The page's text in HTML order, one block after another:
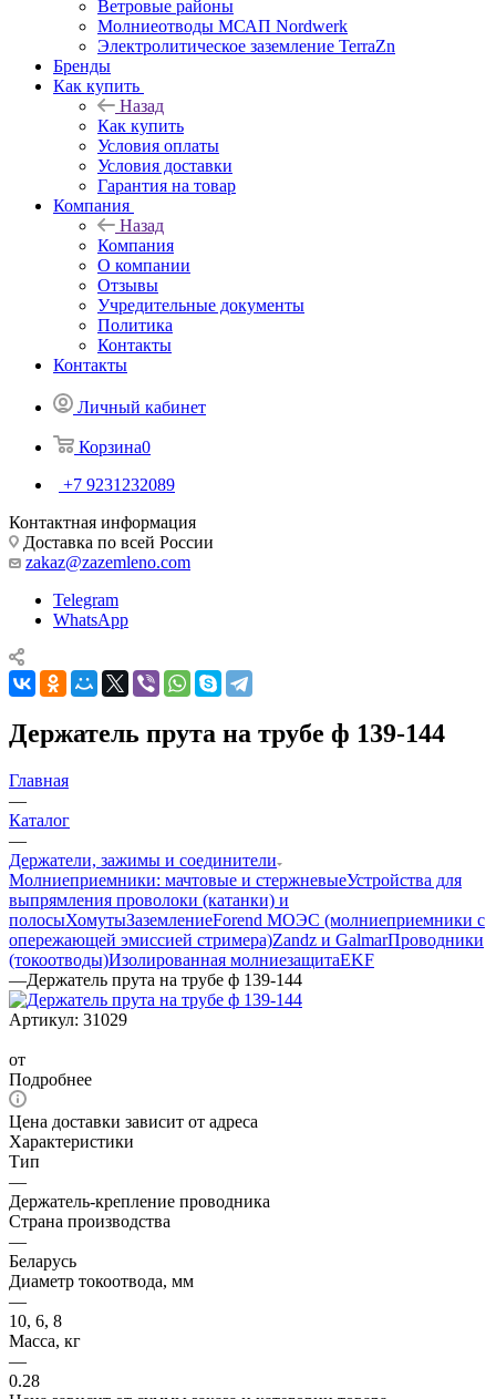
Ветровые районы
Молниеотводы МСАП Nordwerk
Электролитическое заземление TerraZn
Бренды
Как купить
Назад
Как купить
Условия оплаты
Условия доставки
Гарантия на товар
Компания
Назад
Компания
О компании
Отзывы
Учредительные документы
Политика
Контакты
Контакты
Личный кабинет
Корзина0
+7 9231232089
Контактная информация
Доставка по всей России
zakaz@zazemleno.com
Telegram
WhatsApp
Держатель прута на трубе ф 139-144
Главная
—
Каталог
—
Держатели, зажимы и соединители
Молниеприемники: мачтовые и стержневыеУстройства для
выпрямления проволоки (катанки) и
полосыХомутыЗаземлениеForend МОЭС (молниеприемники с
опережающей эмиссией стримера)Zandz и GalmarПроводники
(токоотводы)Изолированная молниезащитаEKF
—Держатель прута на трубе ф 139-144
Артикул: 31029
от
Подробнее
Цена доставки зависит от адреса
Характеристики
Тип
—
Держатель-крепление проводника
Страна производства
—
Беларусь
Диаметр токоотвода, мм
—
10, 6, 8
Масса, кг
—
0.28